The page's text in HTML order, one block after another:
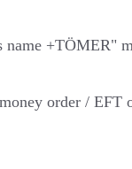
+TÖMER"
order /